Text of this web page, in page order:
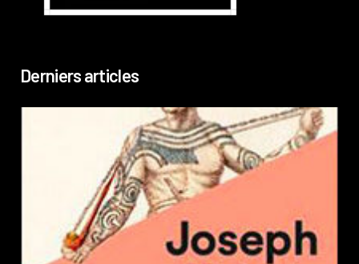
Derniers articles